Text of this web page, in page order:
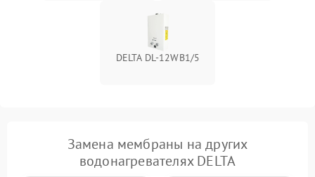
DELTA DL-12WB1/5
Замена мембраны на других
водонагревателях DELTA